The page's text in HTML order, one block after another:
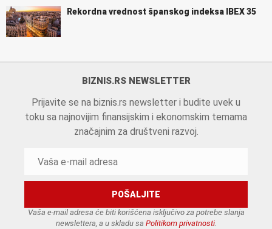
Rekordna vrednost španskog indeksa IBEX 35
BIZNIS.RS NEWSLETTER
Prijavite se na biznis.rs newsletter i budite uvek u
toku sa najnovijim finansijskim i ekonomskim temama
značajnim za društveni razvoj.
Vaša e-mail adresa će biti korišćena isključivo za potrebe slanja
newslettera, a u skladu sa Politikom privatnosti.